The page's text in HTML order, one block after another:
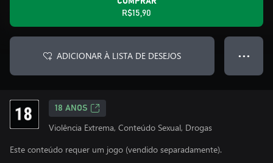
R$15,90
ADICIONAR À LISTA DE DESEJOS ● ● ●
18 ANOS
Violência Extrema, Conteúdo Sexual, Drogas
Este conteúdo requer um jogo (vendido separadamente).